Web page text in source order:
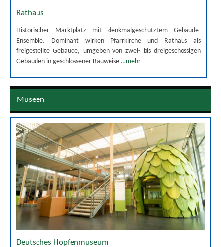
Rathaus
Historischer Marktplatz mit denkmalgeschütztem Gebäude-
Ensemble. Dominant wirken Pfarrkirche und Rathaus als
freigestellte Gebäude, umgeben von zwei- bis dreigeschossigen
Gebäuden in geschlossener Bauweise …mehr
Museen
Deutsches Hopfenmuseum